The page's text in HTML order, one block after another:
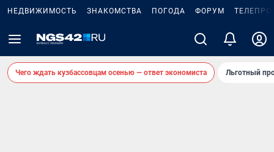
НЕДВИЖИМОСТЬ ЗНАКОМСТВА ПОГОДА ФОРУМ
Чего ждать кузбассовцам осенью — ответ экономиста Льготный